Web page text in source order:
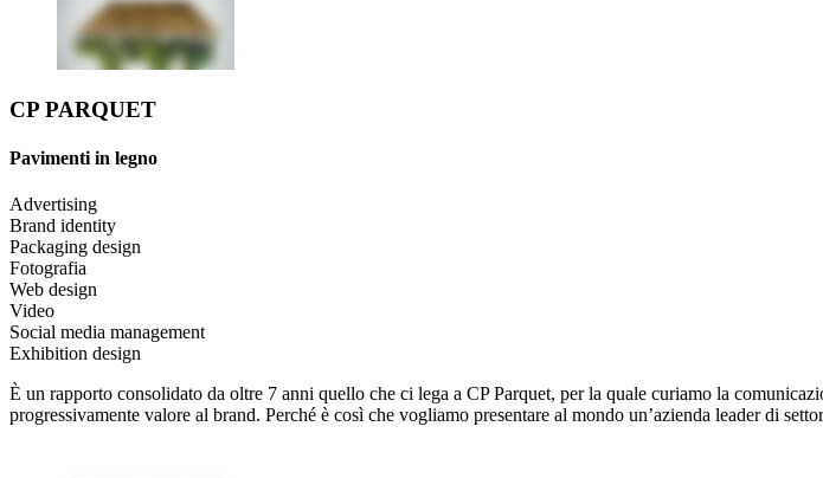
CP PARQUET
Pavimenti in legno
Advertising
Brand identity
Packaging design
Fotografia
Web design
Video
Social media management
Exhibition design
È un rapporto consolidato da oltre 7 anni quello che ci lega a CP Parquet, per la quale curiamo la
progressivamente valore al brand. Perché è così che vogliamo presentare al mondo un’azienda leader di